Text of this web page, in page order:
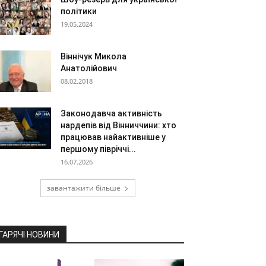
політики
19.05.2024
Віннічук Микола
Анатолійович
08.02.2018
Законодавча активність
нардепів від Вінниччини: хто
працював найактивніше у
першому півріччі...
16.07.2026
завантажити більше
НОВИНИ